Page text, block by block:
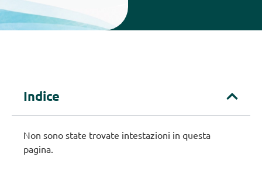
Indice
Non sono state trovate intestazioni in questa
pagina.